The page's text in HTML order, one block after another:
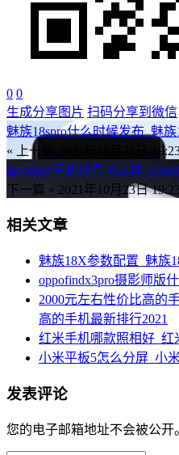
0 0
生成分享图片 扫码分享到微信
魅族18spro什么时候发布_魅
« 上一篇
2021年10月23日
iqoo8pro手机信号怎么样
下一篇 » 2021年10月23日 19:23
相关文章
魅族18X参数配置_魅族
oppofindx3pro摄影师版
2000元左右性价比高的
高的手机最新排行2021
红米手机哪款照相好_
小米平板5怎么分屏_小
发表评论
您的电子邮箱地址不会被公开